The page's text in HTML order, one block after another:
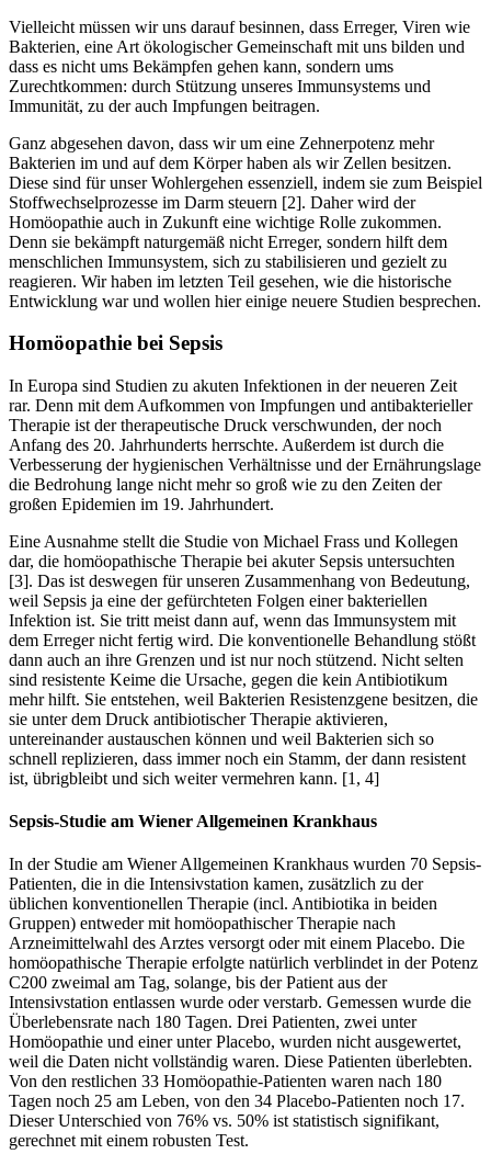
Vielleicht müssen wir uns darauf besinnen, dass Erreger, Viren wie
Bakterien, eine Art ökologischer Gemeinschaft mit uns bilden und
dass es nicht ums Bekämpfen gehen kann, sondern ums
Zurechtkommen: durch Stützung unseres Immunsystems und
Immunität, zu der auch Impfungen beitragen.
Ganz abgesehen davon, dass wir um eine Zehnerpotenz mehr
Bakterien im und auf dem Körper haben als wir Zellen besitzen.
Diese sind für unser Wohlergehen essenziell, indem sie zum Beispiel
Stoffwechselprozesse im Darm steuern [2]. Daher wird der
Homöopathie auch in Zukunft eine wichtige Rolle zukommen.
Denn sie bekämpft naturgemäß nicht Erreger, sondern hilft dem
menschlichen Immunsystem, sich zu stabilisieren und gezielt zu
reagieren. Wir haben im letzten Teil gesehen, wie die historische
Entwicklung war und wollen hier einige neuere Studien besprechen.
Homöopathie bei Sepsis
In Europa sind Studien zu akuten Infektionen in der neueren Zeit
rar. Denn mit dem Aufkommen von Impfungen und antibakterieller
Therapie ist der therapeutische Druck verschwunden, der noch
Anfang des 20. Jahrhunderts herrschte. Außerdem ist durch die
Verbesserung der hygienischen Verhältnisse und der Ernährungslage
die Bedrohung lange nicht mehr so groß wie zu den Zeiten der
großen Epidemien im 19. Jahrhundert.
Eine Ausnahme stellt die Studie von Michael Frass und Kollegen
dar, die homöopathische Therapie bei akuter Sepsis untersuchten
[3]. Das ist deswegen für unseren Zusammenhang von Bedeutung,
weil Sepsis ja eine der gefürchteten Folgen einer bakteriellen
Infektion ist. Sie tritt meist dann auf, wenn das Immunsystem mit
dem Erreger nicht fertig wird. Die konventionelle Behandlung stößt
dann auch an ihre Grenzen und ist nur noch stützend. Nicht selten
sind resistente Keime die Ursache, gegen die kein Antibiotikum
mehr hilft. Sie entstehen, weil Bakterien Resistenzgene besitzen, die
sie unter dem Druck antibiotischer Therapie aktivieren,
untereinander austauschen können und weil Bakterien sich so
schnell replizieren, dass immer noch ein Stamm, der dann resistent
ist, übrigbleibt und sich weiter vermehren kann. [1, 4]
Sepsis-Studie am Wiener Allgemeinen Krankhaus
In der Studie am Wiener Allgemeinen Krankhaus wurden 70 Sepsis-
Patienten, die in die Intensivstation kamen, zusätzlich zu der
üblichen konventionellen Therapie (incl. Antibiotika in beiden
Gruppen) entweder mit homöopathischer Therapie nach
Arzneimittelwahl des Arztes versorgt oder mit einem Placebo. Die
homöopathische Therapie erfolgte natürlich verblindet in der Potenz
C200 zweimal am Tag, solange, bis der Patient aus der
Intensivstation entlassen wurde oder verstarb. Gemessen wurde die
Überlebensrate nach 180 Tagen. Drei Patienten, zwei unter
Homöopathie und einer unter Placebo, wurden nicht ausgewertet,
weil die Daten nicht vollständig waren. Diese Patienten überlebten.
Von den restlichen 33 Homöopathie-Patienten waren nach 180
Tagen noch 25 am Leben, von den 34 Placebo-Patienten noch 17.
Dieser Unterschied von 76% vs. 50% ist statistisch signifikant,
gerechnet mit einem robusten Test.